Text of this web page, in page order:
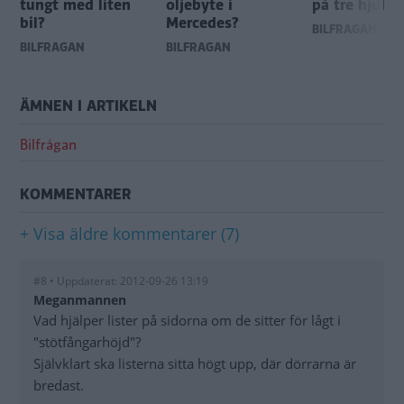
tungt med liten
bil?
BILFRÅGAN
oljebyte i
Mercedes?
BILFRÅGAN
på tre hjul?
BILFRÅGAN
ÄMNEN I ARTIKELN
Bilfrågan
KOMMENTARER
+ Visa äldre kommentarer (7)
#8 • Uppdaterat: 2012-09-26 13:19
Meganmannen
Vad hjälper lister på sidorna om de sitter för lågt i
"stötfångarhöjd"?
Självklart ska listerna sitta högt upp, där dörrarna är
bredast.